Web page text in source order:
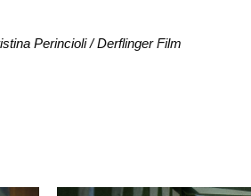
Perincioli / Derflinger Film